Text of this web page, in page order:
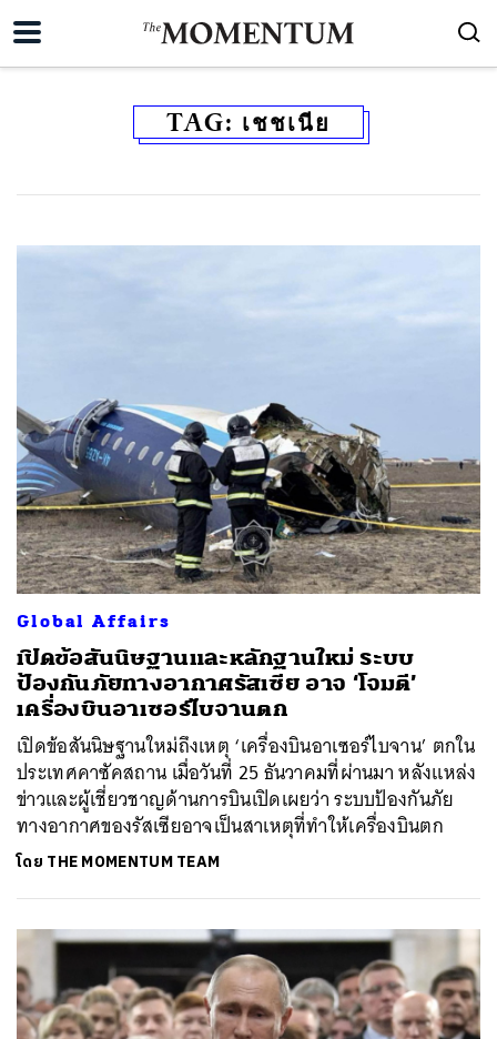
TAG: เชชเนีย
Global Affairs
เปิดข้อสันนิษฐานและหลักฐานใหม่ ระบบ
ป้องกันภัยทางอากาศรัสเซีย อาจ ‘โจมตี’
เครื่องบินอาเซอร์ไบจานตก
เปิดข้อสันนิษฐานใหม่ถึงเหตุ ‘เครื่องบินอาเซอร์ไบจาน’ ตกใน
ประเทศคาซัคสถาน เมื่อวันที่ 25 ธันวาคมที่ผ่านมา หลังแหล่ง
ข่าวและผู้เชี่ยวชาญด้านการบินเปิดเผยว่า ระบบป้องกันภัย
ทางอากาศของรัสเซียอาจเป็นสาเหตุที่ทำให้เครื่องบินตก
โดย THE MOMENTUM TEAM